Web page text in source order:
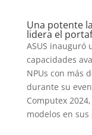
Una potente
lidera el
ASUS inauguró
capacidades
NPUs con más
durante su
Computex
modelos en